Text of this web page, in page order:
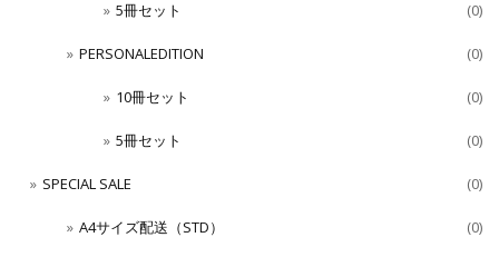
5冊セット (0)
PERSONALEDITION (0)
10冊セット (0)
5冊セット (0)
SPECIAL SALE (0)
A4サイズ配送（STD） (0)